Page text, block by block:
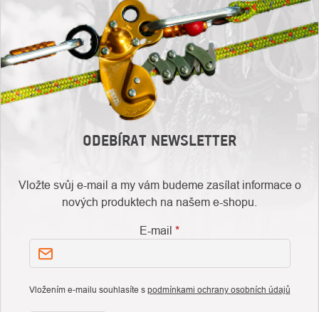
ODEBÍRAT NEWSLETTER
Vložte svůj e-mail a my vám budeme zasílat informace o
nových produktech na našem e-shopu.
E-mail
Vložením e-mailu souhlasíte s podmínkami ochrany osobních údajů